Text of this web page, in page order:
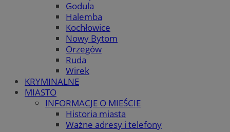
Godula
Halemba
Kochłowice
Nowy Bytom
Orzegów
Ruda
Wirek
KRYMINALNE
MIASTO
INFORMACJE O MIEŚCIE
Historia miasta
Ważne adresy i telefony